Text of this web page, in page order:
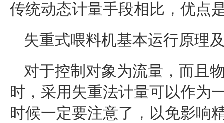
传统动态计量手段相比，优点
失重式喂料机基本运行原理
对于控制对象为流量，而且
时，采用失重法计量可以作为
时候一定要注意了，以免影响